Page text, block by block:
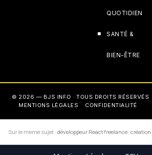
QUOTIDIEN
SANTÉ &
BIEN-ÊTRE
© 2026 — BJS INFO · TOUS DROITS RÉSERVÉS
MENTIONS LÉGALES
CONFIDENTIALITÉ
Sur le meme sujet : développeur React freelance·création